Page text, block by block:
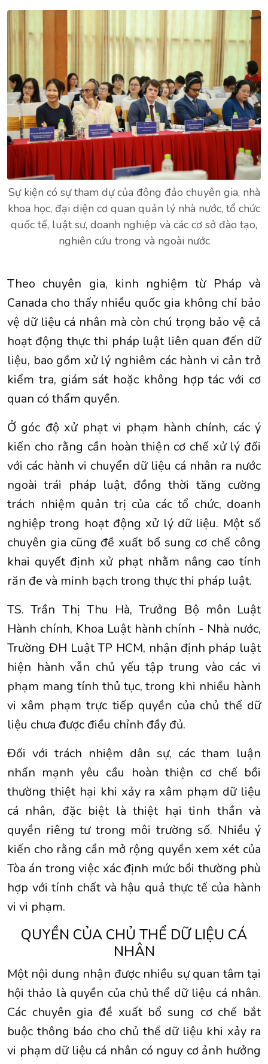
Sự kiện có sự tham dự của đông đảo chuyên gia, nhà
khoa học, đại diện cơ quan quản lý nhà nước, tổ chức
quốc tế, luật sư, doanh nghiệp và các cơ sở đào tạo,
nghiên cứu trong và ngoài nước
Theo chuyên gia, kinh nghiệm từ Pháp và
Canada cho thấy nhiều quốc gia không chỉ bảo
vệ dữ liệu cá nhân mà còn chú trọng bảo vệ cả
hoạt động thực thi pháp luật liên quan đến dữ
liệu, bao gồm xử lý nghiêm các hành vi cản trở
kiểm tra, giám sát hoặc không hợp tác với cơ
quan có thẩm quyền.
Ở góc độ xử phạt vi phạm hành chính, các ý
kiến cho rằng cần hoàn thiện cơ chế xử lý đối
với các hành vi chuyển dữ liệu cá nhân ra nước
ngoài trái pháp luật, đồng thời tăng cường
trách nhiệm quản trị của các tổ chức, doanh
nghiệp trong hoạt động xử lý dữ liệu. Một số
chuyên gia cũng đề xuất bổ sung cơ chế công
khai quyết định xử phạt nhằm nâng cao tính
răn đe và minh bạch trong thực thi pháp luật.
TS. Trần Thị Thu Hà, Trưởng Bộ môn Luật
Hành chính, Khoa Luật hành chính - Nhà nước,
Trường ĐH Luật TP HCM, nhận định pháp luật
hiện hành vẫn chủ yếu tập trung vào các vi
phạm mang tính thủ tục, trong khi nhiều hành
vi xâm phạm trực tiếp quyền của chủ thể dữ
liệu chưa được điều chỉnh đầy đủ.
Đối với trách nhiệm dân sự, các tham luận
nhấn mạnh yêu cầu hoàn thiện cơ chế bồi
thường thiệt hại khi xảy ra xâm phạm dữ liệu
cá nhân, đặc biệt là thiệt hại tinh thần và
quyền riêng tư trong môi trường số. Nhiều ý
kiến cho rằng cần mở rộng quyền xem xét của
Tòa án trong việc xác định mức bồi thường phù
hợp với tính chất và hậu quả thực tế của hành
vi vi phạm.
QUYỀN CỦA CHỦ THỂ DỮ LIỆU CÁ
NHÂN
Một nội dung nhận được nhiều sự quan tâm tại
hội thảo là quyền của chủ thể dữ liệu cá nhân.
Các chuyên gia đề xuất bổ sung cơ chế bắt
buộc thông báo cho chủ thể dữ liệu khi xảy ra
vi phạm dữ liệu cá nhân có nguy cơ ảnh hưởng